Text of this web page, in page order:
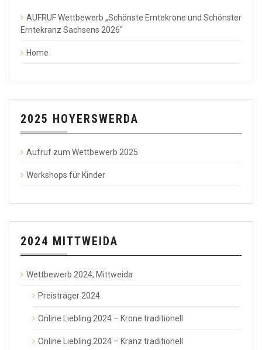
AUFRUF Wettbewerb „Schönste Erntekrone und Schönster
Erntekranz Sachsens 2026“
Home
2025 HOYERSWERDA
Aufruf zum Wettbewerb 2025
Workshops für Kinder
2024 MITTWEIDA
Wettbewerb 2024, Mittweida
Preisträger 2024
Online Liebling 2024 – Krone traditionell
Online Liebling 2024 – Kranz traditionell